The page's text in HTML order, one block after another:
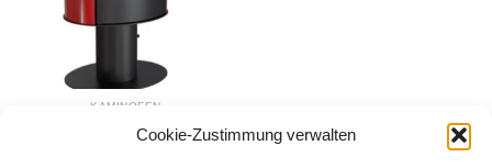
Cookie-Zustimmung verwalten
KAMINOFEN
Kaminofen Kratki KOZA
auf Fuß rot